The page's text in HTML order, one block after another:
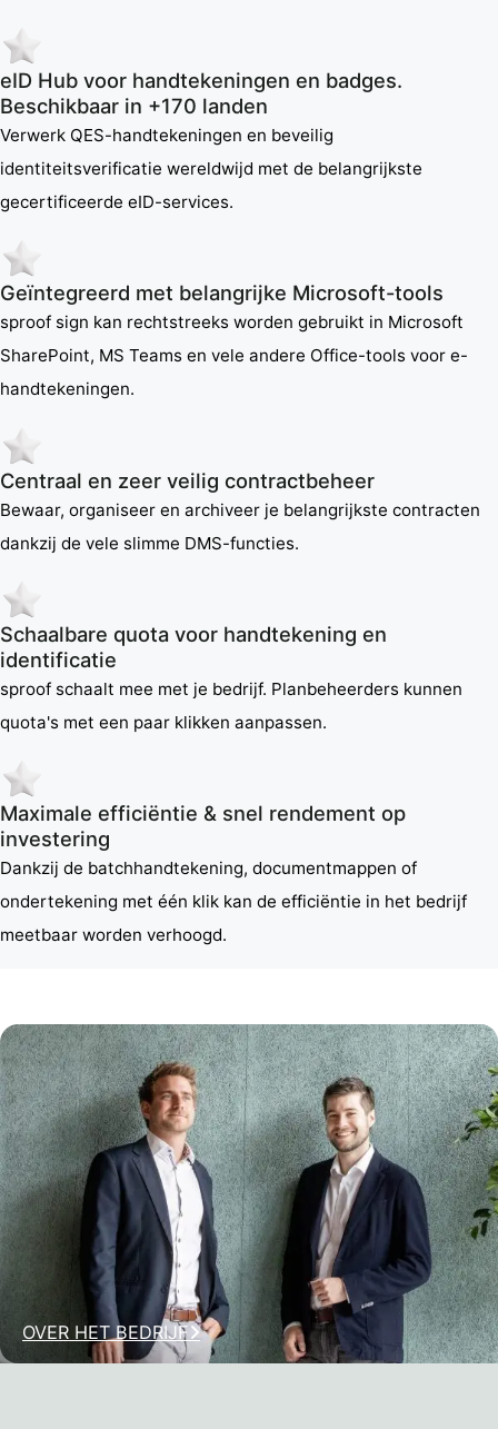
eID Hub voor handtekeningen en badges.
Beschikbaar in +170 landen
Verwerk QES-handtekeningen en beveilig
identiteitsverificatie wereldwijd met de belangrijkste
gecertificeerde eID-services.
Geïntegreerd met belangrijke Microsoft-tools
sproof sign kan rechtstreeks worden gebruikt in Microsoft
SharePoint, MS Teams en vele andere Office-tools voor e-
handtekeningen.
Centraal en zeer veilig contractbeheer
Bewaar, organiseer en archiveer je belangrijkste contracten
dankzij de vele slimme DMS-functies.
Schaalbare quota voor handtekening en
identificatie
sproof schaalt mee met je bedrijf. Planbeheerders kunnen
quota's met een paar klikken aanpassen.
Maximale efficiëntie & snel rendement op
investering
Dankzij de batchhandtekening, documentmappen of
ondertekening met één klik kan de efficiëntie in het bedrijf
meetbaar worden verhoogd.
OVER HET BEDRIJF